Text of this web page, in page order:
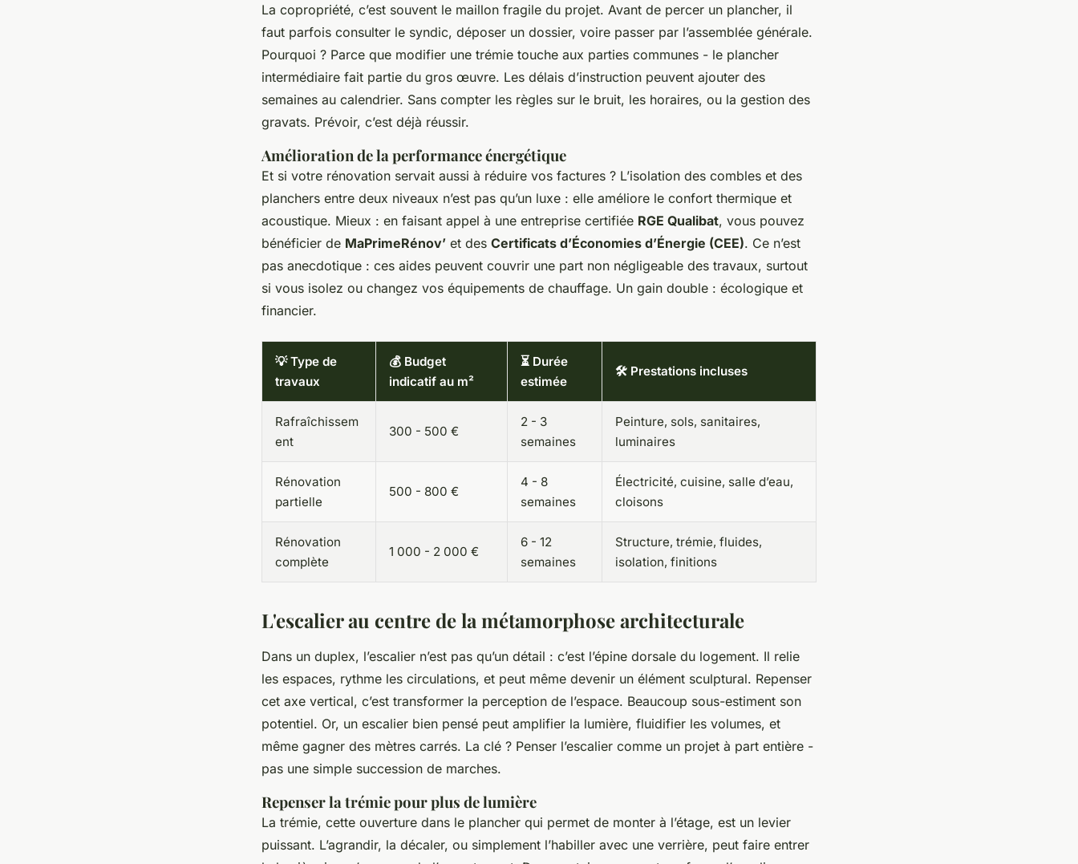
La copropriété, c’est souvent le maillon fragile du projet. Avant de percer un plancher, il
faut parfois consulter le syndic, déposer un dossier, voire passer par l’assemblée générale.
Pourquoi ? Parce que modifier une trémie touche aux parties communes - le plancher
intermédiaire fait partie du gros œuvre. Les délais d’instruction peuvent ajouter des
semaines au calendrier. Sans compter les règles sur le bruit, les horaires, ou la gestion des
gravats. Prévoir, c’est déjà réussir.
Amélioration de la performance énergétique
Et si votre rénovation servait aussi à réduire vos factures ? L’isolation des combles et des
planchers entre deux niveaux n’est pas qu’un luxe : elle améliore le confort thermique et
acoustique. Mieux : en faisant appel à une entreprise certifiée RGE Qualibat, vous pouvez
bénéficier de MaPrimeRénov’ et des Certificats d’Économies d’Énergie (CEE). Ce n’est
pas anecdotique : ces aides peuvent couvrir une part non négligeable des travaux, surtout
si vous isolez ou changez vos équipements de chauffage. Un gain double : écologique et
financier.
💡 Type de
travaux
💰 Budget
indicatif au m²
⏳ Durée
estimée
🛠️ Prestations incluses
Rafraîchissem
ent
300 - 500 €
2 - 3
semaines
Peinture, sols, sanitaires,
luminaires
Rénovation
partielle
500 - 800 €
4 - 8
semaines
Électricité, cuisine, salle d’eau,
cloisons
Rénovation
complète
1 000 - 2 000 €
6 - 12
semaines
Structure, trémie, fluides,
isolation, finitions
L'escalier au centre de la métamorphose architecturale
Dans un duplex, l’escalier n’est pas qu’un détail : c’est l’épine dorsale du logement. Il relie
les espaces, rythme les circulations, et peut même devenir un élément sculptural. Repenser
cet axe vertical, c’est transformer la perception de l’espace. Beaucoup sous-estiment son
potentiel. Or, un escalier bien pensé peut amplifier la lumière, fluidifier les volumes, et
même gagner des mètres carrés. La clé ? Penser l’escalier comme un projet à part entière -
pas une simple succession de marches.
Repenser la trémie pour plus de lumière
La trémie, cette ouverture dans le plancher qui permet de monter à l’étage, est un levier
puissant. L’agrandir, la décaler, ou simplement l’habiller avec une verrière, peut faire entrer